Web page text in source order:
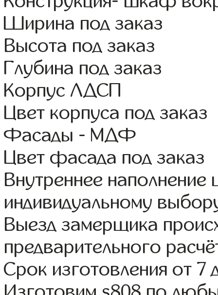
Ширина под заказ
Высота под заказ
Глубина под заказ
Корпус ЛДСП
Цвет корпуса под заказ
Фасады - МДФ
Цвет фасада под заказ
Внутреннее
индивидуальному
Выезд замерщика
предварительного
Срок изготовления от 7